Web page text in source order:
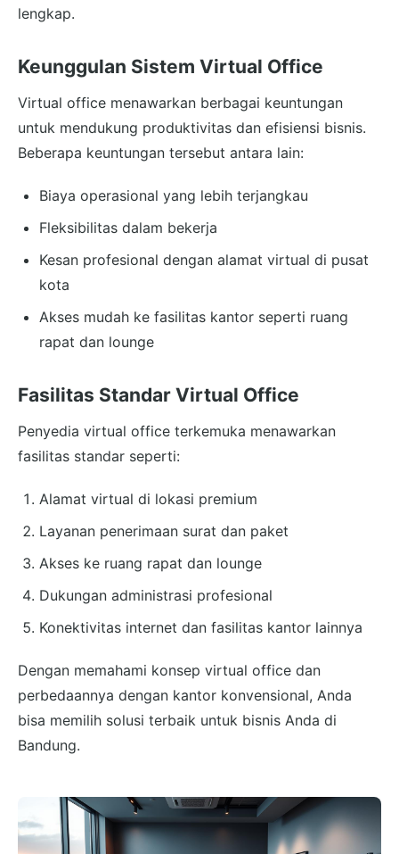
lengkap.
Keunggulan Sistem Virtual Office
Virtual office menawarkan berbagai keuntungan
untuk mendukung produktivitas dan efisiensi bisnis.
Beberapa keuntungan tersebut antara lain:
Biaya operasional yang lebih terjangkau
Fleksibilitas dalam bekerja
Kesan profesional dengan alamat virtual di pusat
kota
Akses mudah ke fasilitas kantor seperti ruang
rapat dan lounge
Fasilitas Standar Virtual Office
Penyedia virtual office terkemuka menawarkan
fasilitas standar seperti:
Alamat virtual di lokasi premium
Layanan penerimaan surat dan paket
Akses ke ruang rapat dan lounge
Dukungan administrasi profesional
Konektivitas internet dan fasilitas kantor lainnya
Dengan memahami konsep virtual office dan
perbedaannya dengan kantor konvensional, Anda
bisa memilih solusi terbaik untuk bisnis Anda di
Bandung.